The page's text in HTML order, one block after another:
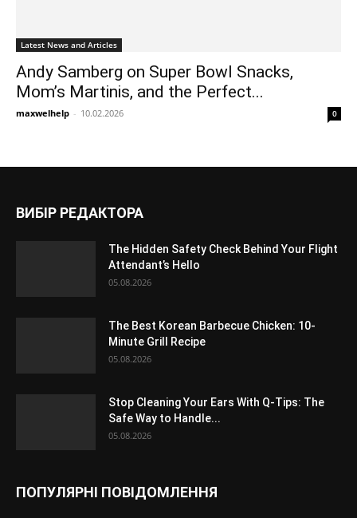
Latest News and Articles
Andy Samberg on Super Bowl Snacks,
Mom’s Martinis, and the Perfect...
maxwelhelp - 10.02.2026 0
ВИБІР РЕДАКТОРА
The Hidden Safety Check Behind Your Flight
Attendant’s Hello
05.08.2026
The Best Korean Barbecue Chicken: 10-
Minute Grill Recipe
05.08.2026
Stop Cleaning Your Ears With Q-Tips: The
Safe Way to Handle...
05.08.2026
ПОПУЛЯРНІ ПОВІДОМЛЕННЯ